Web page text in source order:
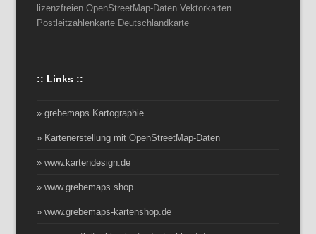
lizenzfreien OpenStreetMap-Daten Vektorkarten
Postleitzahlenkarte Deutschlandkarte
:: Links ::
» grebemaps Kartographie
» Kartenerstellung mit OpenStreetMap-Daten
» www.kartendesign.de
» www.grebemaps.shop
» www.grebemaps-kartenshop.de